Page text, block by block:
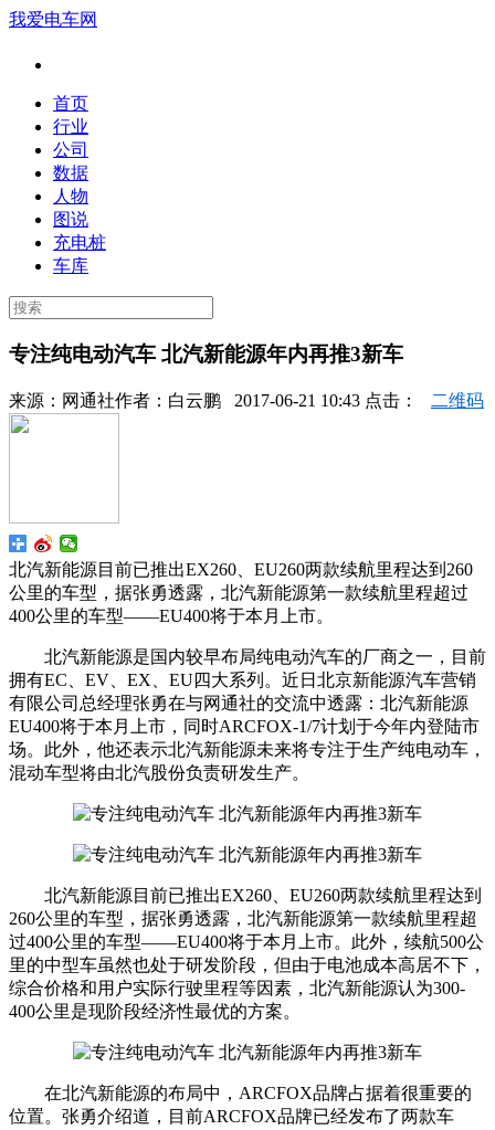
我爱电车网
首页
行业
公司
数据
人物
图说
充电桩
车库
专注纯电动汽车 北汽新能源年内再推3新车
来源： 网通社作者： 白云鹏 2017-06-21 10:43 点击： 二维码
北汽新能源目前已推出EX260、EU260两款续航里程达到260
公里的车型，据张勇透露，北汽新能源第一款续航里程超过
400公里的车型——EU400将于本月上市。
北汽新能源是国内较早布局纯电动汽车的厂商之一，目前
拥有EC、EV、EX、EU四大系列。近日北京新能源汽车营销
有限公司总经理张勇在与网通社的交流中透露：北汽新能源
EU400将于本月上市，同时ARCFOX-1/7计划于今年内登陆市
场。此外，他还表示北汽新能源未来将专注于生产纯电动车，
混动车型将由北汽股份负责研发生产。
北汽新能源目前已推出EX260、EU260两款续航里程达到
260公里的车型，据张勇透露，北汽新能源第一款续航里程超
过400公里的车型——EU400将于本月上市。此外，续航500公
里的中型车虽然也处于研发阶段，但由于电池成本高居不下，
综合价格和用户实际行驶里程等因素，北汽新能源认为300-
400公里是现阶段经济性最优的方案。
在北汽新能源的布局中，ARCFOX品牌占据着很重要的
位置。张勇介绍道，目前ARCFOX品牌已经发布了两款车